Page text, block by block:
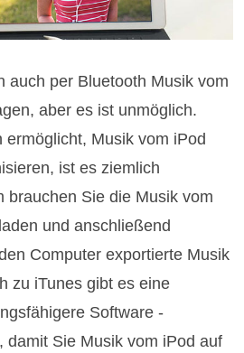
auch per Bluetooth Musik vom
aber es ist unmöglich.
ermöglicht, Musik vom iPod
ist es ziemlich
brauchen Sie die Musik vom
und anschließend
Computer exportierte Musik
zu iTunes gibt es eine
Software -
, damit Sie Musik vom iPod auf